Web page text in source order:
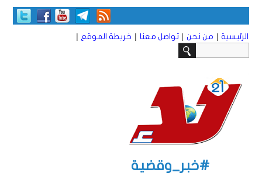
الرئيسية | من نحن | تواصل معنا | خريطة الموقع |
#خبر_وقضية